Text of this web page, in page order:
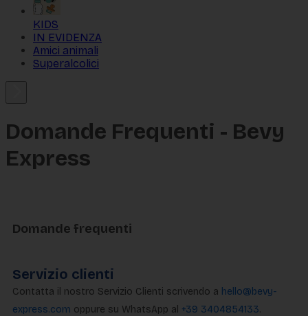
KIDS
IN EVIDENZA
Amici animali
Superalcolici
Domande Frequenti - Bevy
Express
Domande frequenti
Servizio clienti
Contatta il nostro Servizio Clienti scrivendo a hello@bevy-
express.com oppure su WhatsApp al +39 3404854133.